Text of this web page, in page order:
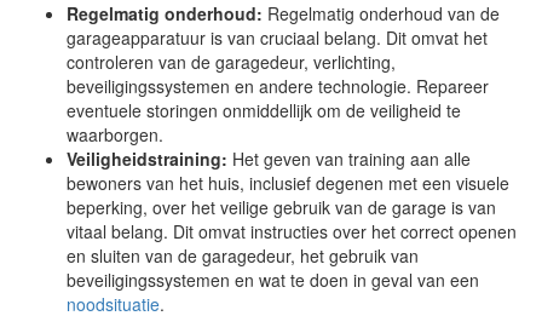
Regelmatig onderhoud: Regelmatig onderhoud van de
garageapparatuur is van cruciaal belang. Dit omvat het
controleren van de garagedeur, verlichting,
beveiligingssystemen en andere technologie. Repareer
eventuele storingen onmiddellijk om de veiligheid te
waarborgen.
Veiligheidstraining: Het geven van training aan alle
bewoners van het huis, inclusief degenen met een visuele
beperking, over het veilige gebruik van de garage is van
vitaal belang. Dit omvat instructies over het correct openen
en sluiten van de garagedeur, het gebruik van
beveiligingssystemen en wat te doen in geval van een
noodsituatie.